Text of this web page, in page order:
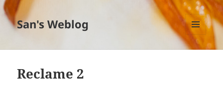
San's Weblog
MENU
EN
Reclame 2